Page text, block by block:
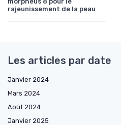
rajeunissement de la peau
Les articles par date
Janvier 2024
Mars 2024
Août 2024
Janvier 2025